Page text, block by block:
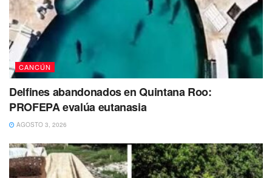
CANCÚN
Delfines abandonados en Quintana Roo:
PROFEPA evalúa eutanasia
AGOSTO 3, 2026